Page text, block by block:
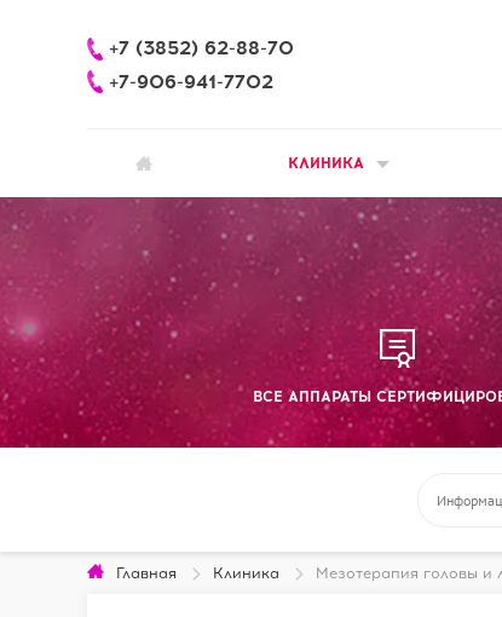
+7 (3852) 62-88-70
+7-906-941-7702
КЛИНИКА
ВСЕ АППАРАТЫ
Главная Клиника Мезотерапия головы и